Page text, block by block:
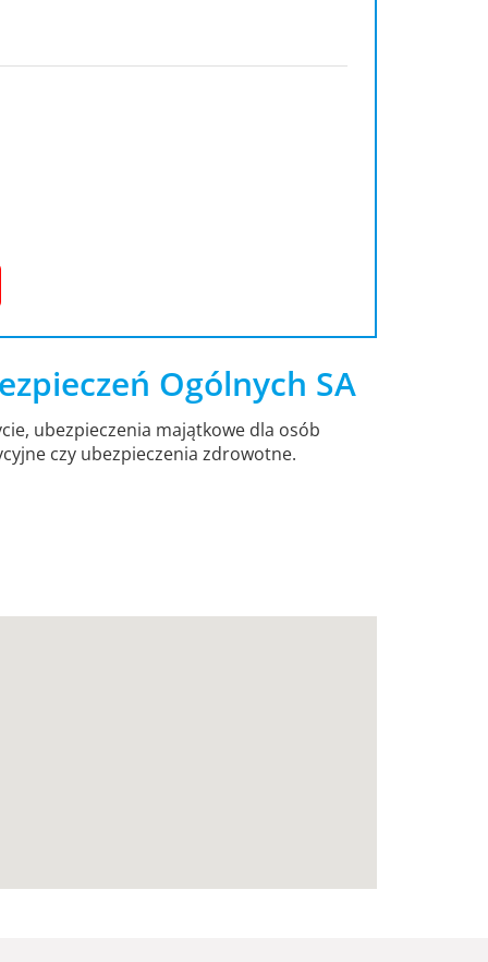
Ogólnych SA
ubezpieczenia majątkowe dla osób
czy ubezpieczenia zdrowotne.